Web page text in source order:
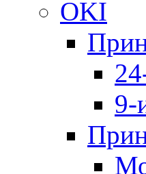
OKI
9-